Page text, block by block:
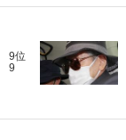
9位
9